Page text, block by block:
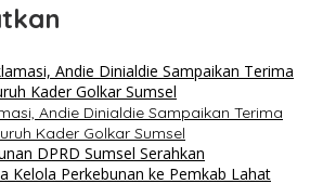
Andie Dinialdie Sampaikan Terima
Kader Golkar Sumsel